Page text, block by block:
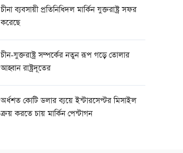
চীনা ব্যবসায়ী প্রতিনিধিদল মার্কিন যুক্তরাষ্ট্র সফর
করেছে
চীন-যুক্তরাষ্ট্র সম্পর্কের নতুন রূপ গড়ে তোলার
আহ্বান রাষ্ট্রদূতের
অর্ধশত কোটি ডলার ব্যয়ে ইন্টারসেপ্টর মিসাইল
ক্রয় করতে চায় মার্কিন পেন্টাগন